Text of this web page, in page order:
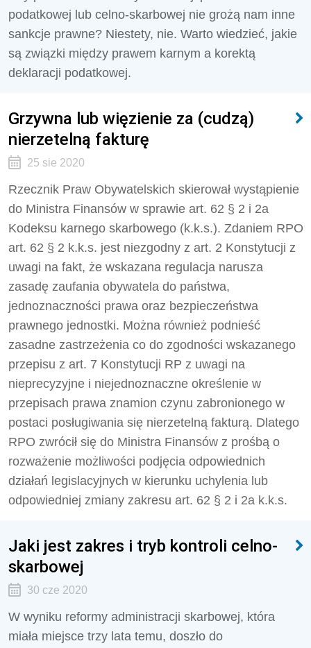
podatkowej lub celno-skarbowej nie grożą nam inne
sankcje prawne? Niestety, nie. Warto wiedzieć, jakie
są związki między prawem karnym a korektą
deklaracji podatkowej.
Grzywna lub więzienie za (cudzą)
nierzetelną fakturę
25 sie 2020
Rzecznik Praw Obywatelskich skierował wystąpienie
do Ministra Finansów w sprawie art. 62 § 2 i 2a
Kodeksu karnego skarbowego (k.k.s.). Zdaniem RPO
art. 62 § 2 k.k.s. jest niezgodny z art. 2 Konstytucji z
uwagi na fakt, że wskazana regulacja narusza
zasadę zaufania obywatela do państwa,
jednoznaczności prawa oraz bezpieczeństwa
prawnego jednostki. Można również podnieść
zasadne zastrzeżenia co do zgodności wskazanego
przepisu z art. 7 Konstytucji RP z uwagi na
nieprecyzyjne i niejednoznaczne określenie w
przepisach prawa znamion czynu zabronionego w
postaci posługiwania się nierzetelną fakturą. Dlatego
RPO zwrócił się do Ministra Finansów z prośbą o
rozważenie możliwości podjęcia odpowiednich
działań legislacyjnych w kierunku uchylenia lub
odpowiedniej zmiany zakresu art. 62 § 2 i 2a k.k.s.
Jaki jest zakres i tryb kontroli celno-
skarbowej
30 cze 2020
W wyniku reformy administracji skarbowej, która
miała miejsce trzy lata temu, doszło do